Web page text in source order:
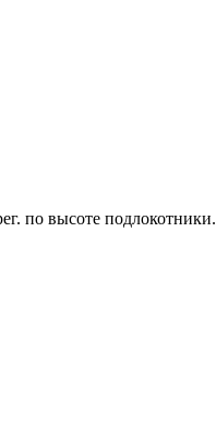
по высоте подлокотники.